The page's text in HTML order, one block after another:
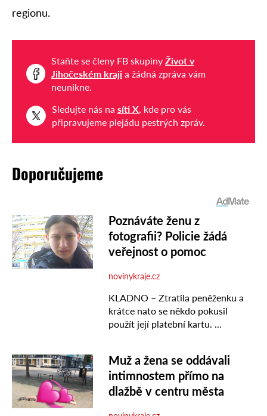
regionu.
Staňte se členy FB skupiny Život v
Jihočeském kraji a žádná zpráva vám
neunikne.
Sledujte nás na síti X , kde pro vás
připravujeme plejádu pestrých zpráv.
Doporučujeme